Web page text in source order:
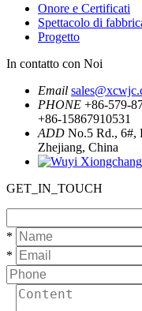
Onore e Certificati
Spettacolo di
Progetto
In contatto con Noi
Email
PHONE +86-579-
+86-15867910531
ADD No.5 Rd., 6#,
Zhejiang, China
GET_IN_TOUCH
*
*